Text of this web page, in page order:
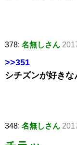
378: 名無しさん
>>351
シチズンが好きな
348: 名無しさん